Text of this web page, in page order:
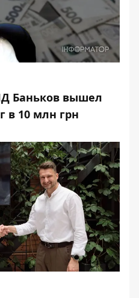
Баньков вышел
в 10 млн грн